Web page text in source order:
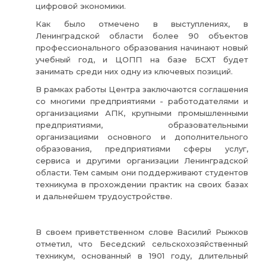
цифровой экономики.
Как было отмечено в выступлениях, в
Ленинградской области более 90 объектов
профессионального образования начинают новый
учебный год, и ЦОПП на базе БСХТ будет
занимать среди них одну из ключевых позиций.
В рамках работы Центра заключаются соглашения
со многими предприятиями - работодателями и
организациями АПК, крупными промышленными
предприятиями, образовательными
организациями основного и дополнительного
образования, предприятиями сферы услуг,
сервиса и другими организации Ленинградской
области. Тем самым они поддерживают студентов
техникума в прохождении практик на своих базах
и дальнейшем трудоустройстве.
В своем приветственном слове Василий Рыжков
отметил, что Беседский сельскохозяйственный
техникум, основанный в 1901 году, длительный